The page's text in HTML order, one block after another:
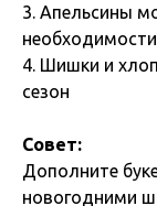
3. Апельсины
необходимости
4. Шишки и
сезон
Совет:
Дополните
новогодними